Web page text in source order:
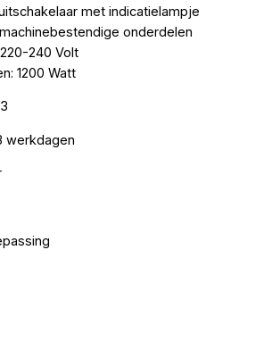
met indicatielampje
onderdelen
240 Volt
1200 Watt
werkdagen